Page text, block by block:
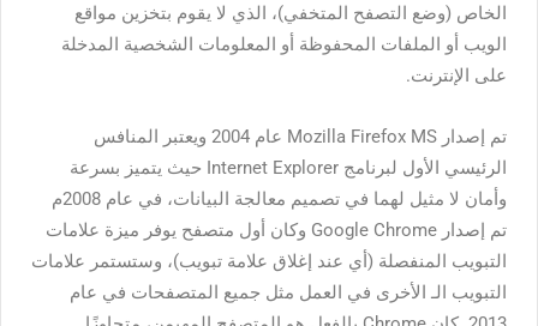
الخاص (وضع التصفح المتخفي)، الذي لا يقوم بتخزين مواقع
الويب أو الملفات المحفوظة أو المعلومات الشخصية المدخلة
على الإنترنت.
تم إصدار Mozilla Firefox MS عام 2004 ويعتبر المنافس
الرئيسي الأول لبرنامج Internet Explorer حيث يتميز بسرعة
وأمان لا مثيل لهما في تصميم معالجة البيانات، في عام 2008م
تم إصدار Google Chrome وكان أول متصفح يوفر ميزة علامات
التبويب المنفصلة (أي عند إغلاق علامة تبويب)، وستستمر علامات
التبويب الـ الأخرى في العمل مثل جميع المتصفحات في عام